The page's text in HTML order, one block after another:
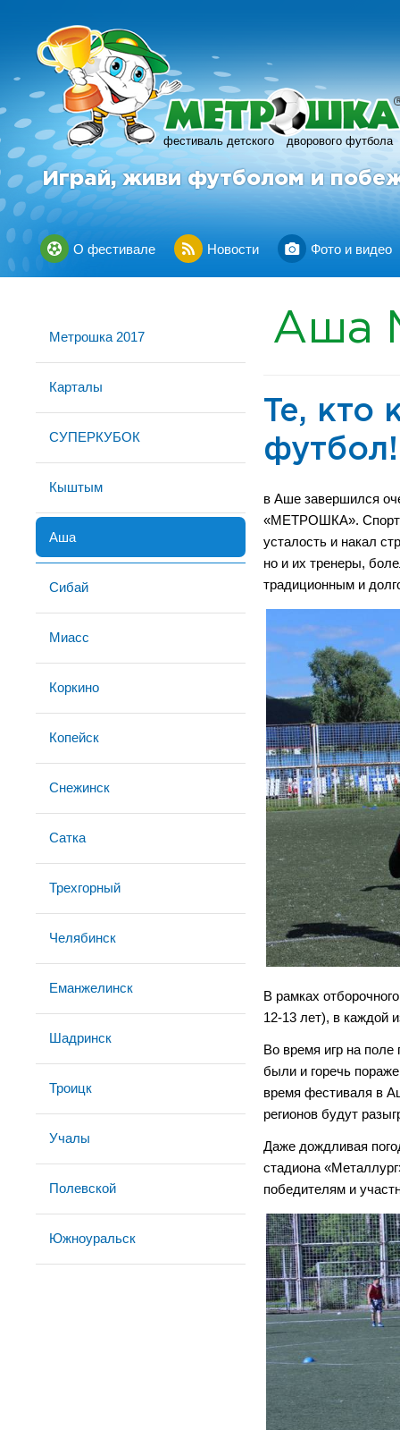
фестиваль детского дворового футбола
R
Играй, живи футболом и
О фестивале Новости Фото и видео
Метрошка 2017
Карталы
СУПЕРКУБОК
Кыштым
Аша
Сибай
Миасс
Коркино
Копейск
Снежинск
Сатка
Трехгорный
Челябинск
Еманжелинск
Шадринск
Троицк
Учалы
Полевской
Южноуральск
Аша
Те,
футбол!
в Аше завершился
«МЕТРОШКА».
усталость и накал
но и их тренеры,
традиционным и
В рамках
12-13 лет), в каждой
Во время игр на
были и горечь
время фестиваля в
регионов будут
Даже дождливая
стадиона
победителям и